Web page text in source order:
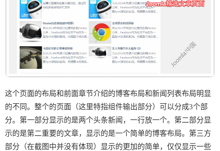
这个页面的布局和前面章节介绍的博客布局和新闻列表布局明显
的不同。整个的页面（这里特指组件输出部分）可以分成3个部
分。第一部分显示的是两个头条新闻，一行放一个。第二部分显
示的是第二重要的文章，显示的是一个简单的博客布局。第三方
部分（在截图中并没有体现）显示的更加的简单，仅仅显示一些